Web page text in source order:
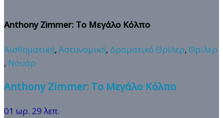
Anthony Zimmer: Το Μεγάλο Κόλπο
Αισθηματική, Αστυνομική, Δραματικό Θρίλερ, Θρίλερ
, Νουάρ
Anthony Zimmer: Το Μεγάλο Κόλπο
01 ωρ. 29 λεπ.